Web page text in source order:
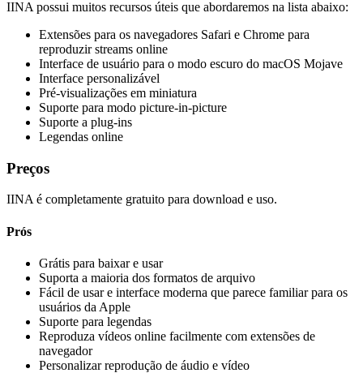
IINA possui muitos recursos úteis que abordaremos na lista abaixo:
Extensões para os navegadores Safari e Chrome para
reproduzir streams online
Interface de usuário para o modo escuro do macOS Mojave
Interface personalizável
Pré-visualizações em miniatura
Suporte para modo picture-in-picture
Suporte a plug-ins
Legendas online
Preços
IINA é completamente gratuito para download e uso.
Prós
Grátis para baixar e usar
Suporta a maioria dos formatos de arquivo
Fácil de usar e interface moderna que parece familiar para os
usuários da Apple
Suporte para legendas
Reproduza vídeos online facilmente com extensões de
navegador
Personalizar reprodução de áudio e vídeo